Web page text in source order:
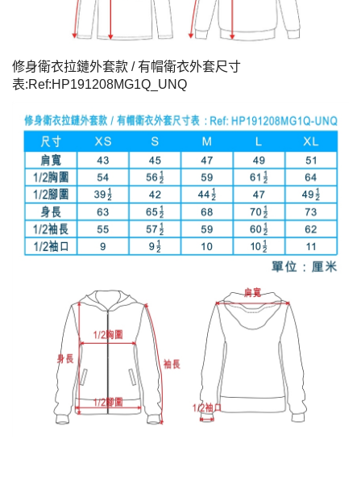
修身衛衣拉鏈外套款 / 有帽衛衣外套尺寸
表:Ref:HP191208MG1Q_UNQ